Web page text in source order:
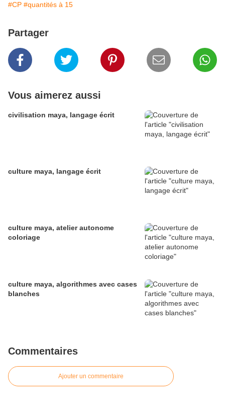
#CP #quantités à 15
Partager
Vous aimerez aussi
civilisation maya, langage écrit
culture maya, langage écrit
culture maya, atelier autonome
coloriage
culture maya, algorithmes avec cases
blanches
Commentaires
Ajouter un commentaire